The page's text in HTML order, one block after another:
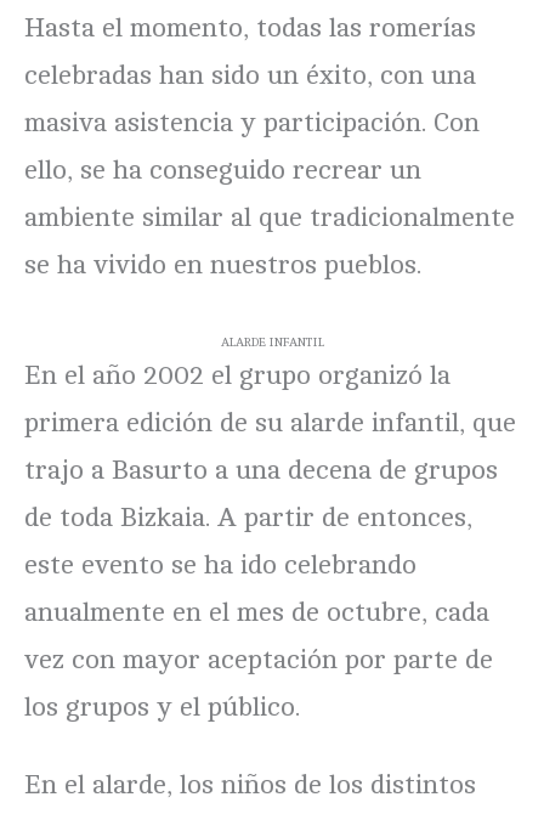
Hasta el momento, todas las romerías
celebradas han sido un éxito, con una
masiva asistencia y participación. Con
ello, se ha conseguido recrear un
ambiente similar al que tradicionalmente
se ha vivido en nuestros pueblos.
ALARDE INFANTIL
En el año 2002 el grupo organizó la
primera edición de su alarde infantil, que
trajo a Basurto a una decena de grupos
de toda Bizkaia. A partir de entonces,
este evento se ha ido celebrando
anualmente en el mes de octubre, cada
vez con mayor aceptación por parte de
los grupos y el público.
En el alarde, los niños de los distintos